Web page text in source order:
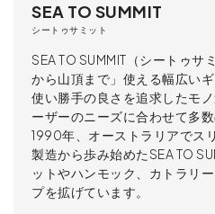
SEA TO SUMMIT
シートゥサミット
SEA TO SUMMIT（シートゥサ
から山頂まで」使える幅広いギ
使い勝手の良さを追求したモ
ーザーのニーズに合わせて多
1990年、オーストラリアでス
製造から歩み始めたSEA TO
ットやハンモック、カトラリ
プを拡げています。